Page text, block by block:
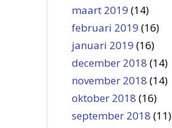
maart 2019 (14)
februari 2019 (16)
januari 2019 (16)
december 2018 (14)
november 2018 (14)
oktober 2018 (16)
september 2018 (11)